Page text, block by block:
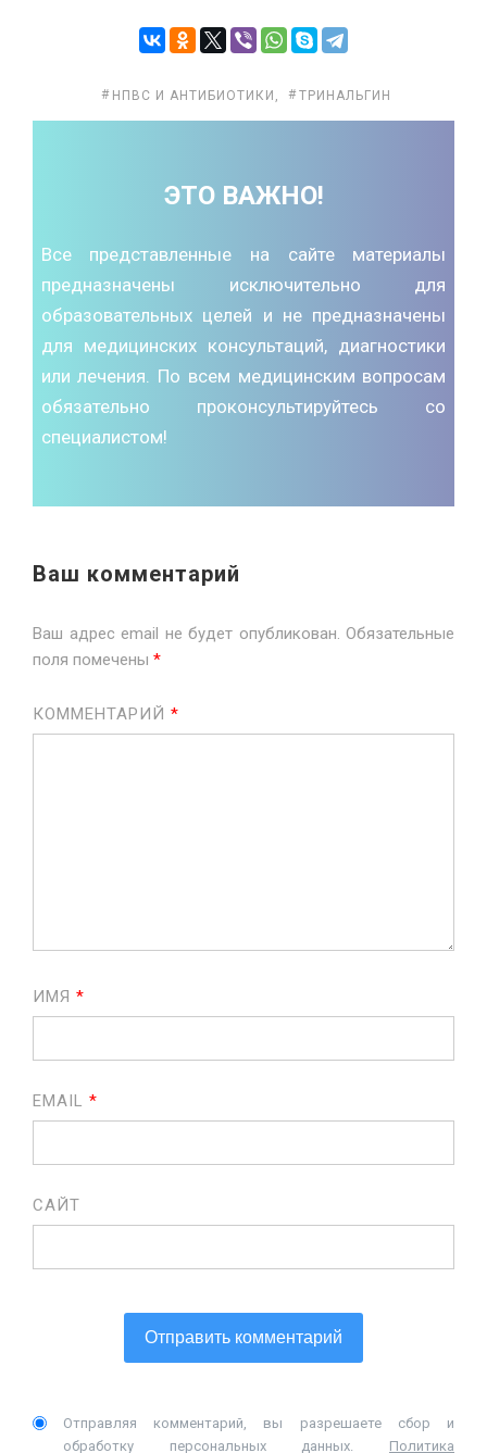
НПВС И АНТИБИОТИКИ , ТРИНАЛЬГИН
ЭТО ВАЖНО!
Все представленные на сайте материалы
предназначены исключительно для
образовательных целей и не предназначены
для медицинских консультаций, диагностики
или лечения. По всем медицинским вопросам
обязательно проконсультируйтесь со
специалистом!
Ваш комментарий
Ваш адрес email не будет опубликован. Обязательные
поля помечены *
КОММЕНТАРИЙ *
ИМЯ *
EMAIL *
САЙТ
Отправляя комментарий, вы разрешаете сбор и
обработку персональных данных. Политика